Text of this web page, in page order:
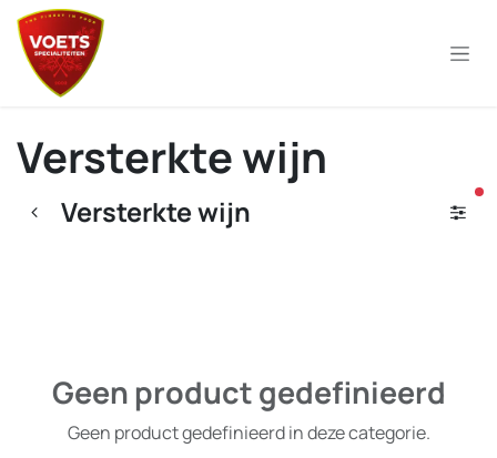
Overslaan naar inhoud
Versterkte wijn
Versterkte wijn
Geen product gedefinieerd
Geen product gedefinieerd in deze categorie.